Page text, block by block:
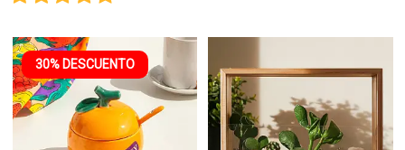
30% DESCUENTO